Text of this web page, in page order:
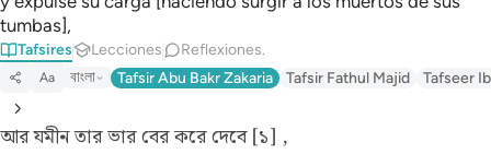
tumbas],
Tafsires Lecciones Reflexiones.
Aa বাংলা Tafsir Abu Bakr Zakaria Tafsir Fathul Majid Tafseer
আর যমীন তার ভার বের করে দেবে [১] ,